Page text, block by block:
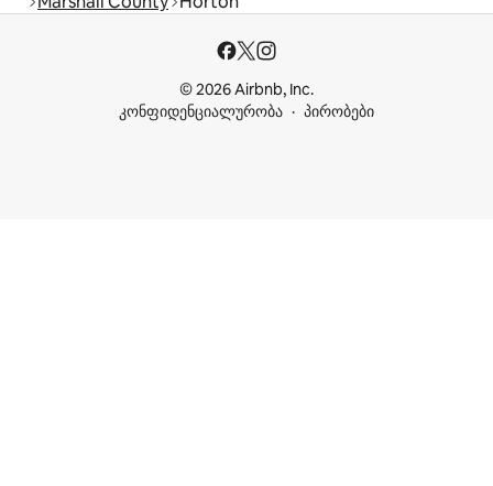
© 2026 Airbnb, Inc.
კონფიდენციალურობა
პირობები